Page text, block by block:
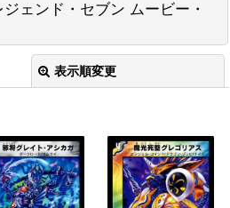
ェンド・セブン ムービー・
表示順変更